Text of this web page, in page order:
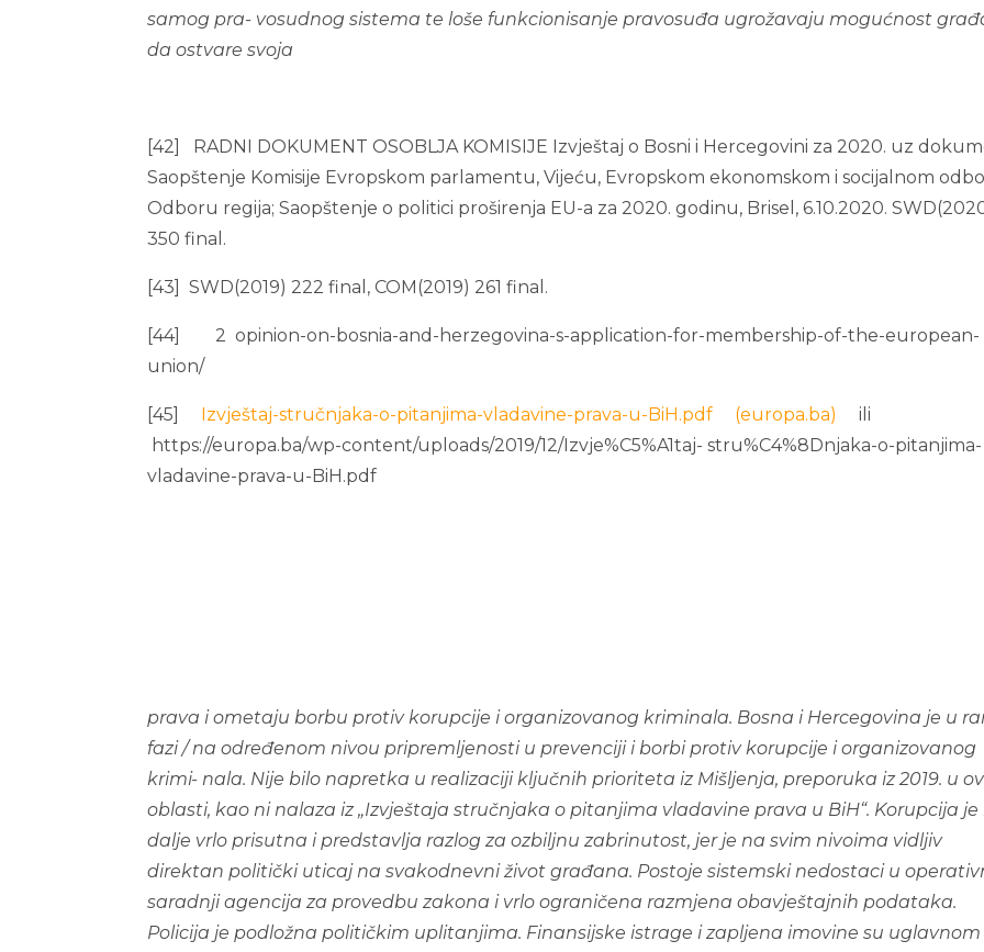
samog pra- vosudnog sistema te loše funkcionisanje pravosuđa ugrožavaju mogućnost
da ostvare svoja
[42] RADNI DOKUMENT OSOBLJA KOMISIJE Izvještaj o Bosni i Hercegovini za 2020. uz
Saopštenje Komisije Evropskom parlamentu, Vijeću, Evropskom ekonomskom i socijalnom
Odboru regija; Saopštenje o politici proširenja EU-a za 2020. godinu, Brisel, 6.10.2020.
350 final.
[43] SWD(2019) 222 final, COM(2019) 261 final.
[44] 2 opinion-on-bosnia-and-herzegovina-s-application-for-membership-of-the-european-
union/
[45] Izvještaj-stručnjaka-o-pitanjima-vladavine-prava-u-BiH.pdf (europa.ba)ili
https://europa.ba/wp-content/uploads/2019/12/Izvje%C5%A1taj- stru%C4%8Dnjaka-o-pitanjima-
vladavine-prava-u-BiH.pdf
prava i ometaju borbu protiv korupcije i organizovanog kriminala. Bosna i Hercegovina je u
fazi / na određenom nivou pripremljenosti u prevenciji i borbi protiv korupcije i organizovanog
krimi- nala. Nije bilo napretka u realizaciji ključnih prioriteta iz Mišljenja, preporuka iz 2019. u
oblasti, kao ni nalaza iz „Izvještaja stručnjaka o pitanjima vladavine prava u BiH“. Korupcija je
dalje vrlo prisutna i predstavlja razlog za ozbiljnu zabrinutost, jer je na svim nivoima vidljiv
direktan politički uticaj na svakodnevni život građana. Postoje sistemski nedostaci u
saradnji agencija za provedbu zakona i vrlo ograničena razmjena obavještajnih podataka.
Policija je podložna političkim uplitanjima. Finansijske istrage i zapljena imovine su uglavnom